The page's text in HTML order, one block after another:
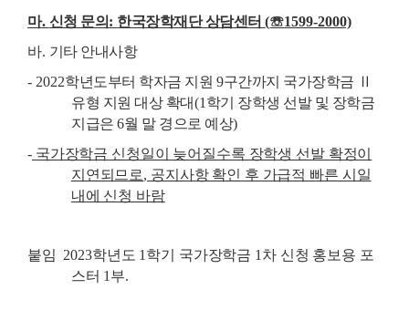
마. 신청 문의 : 한국장학재단 상담센터(☏1599-2000)
바. 기타 안내사항
- 2022학년도부터 학자금 지원 9구간까지 국가장학금 Ⅱ
유형 지원 대상 확대(1 학기 장학생 선발 및 장학금
지급은6월 말 경으로 예상)
- 국가장학금 신청일이 늦어질수록 장학생 선발 확정이
지연되므로, 공지사항 확인 후 가급적 빠른 시일
내에 신청 바람
붙임 2023학년도 1 학기 국가장학금 1 차 신청 홍보용 포
스터 1 부.